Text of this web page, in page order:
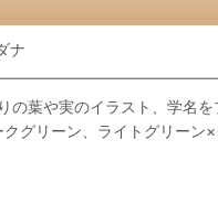
ナ
の葉や実のイラスト、学名を
グリーン、ライトグリーン